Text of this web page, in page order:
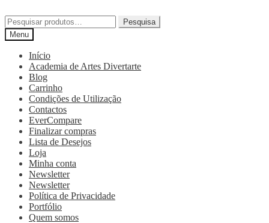
Pesquisa
Menu
Início
Academia de Artes Divertarte
Blog
Carrinho
Condições de Utilização
Contactos
EverCompare
Finalizar compras
Lista de Desejos
Loja
Minha conta
Newsletter
Newsletter
Política de Privacidade
Portfólio
Quem somos